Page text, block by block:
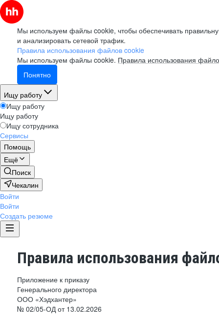
Мы используем файлы cookie, чтобы обеспечивать
и анализировать сетевой трафик.
Правила использования файлов cookie
Мы используем файлы cookie. Правила использования
Понятно
Ищу работу
Ищу работу
Ищу работу
Ищу сотрудника
Сервисы
Помощь
Ещё
Поиск
Чекалин
Войти
Войти
Создать резюме
Правила использования
Приложение к приказу
Генерального директора
ООО «Хэдхантер»
№ 02/05-ОД от 13.02.2026